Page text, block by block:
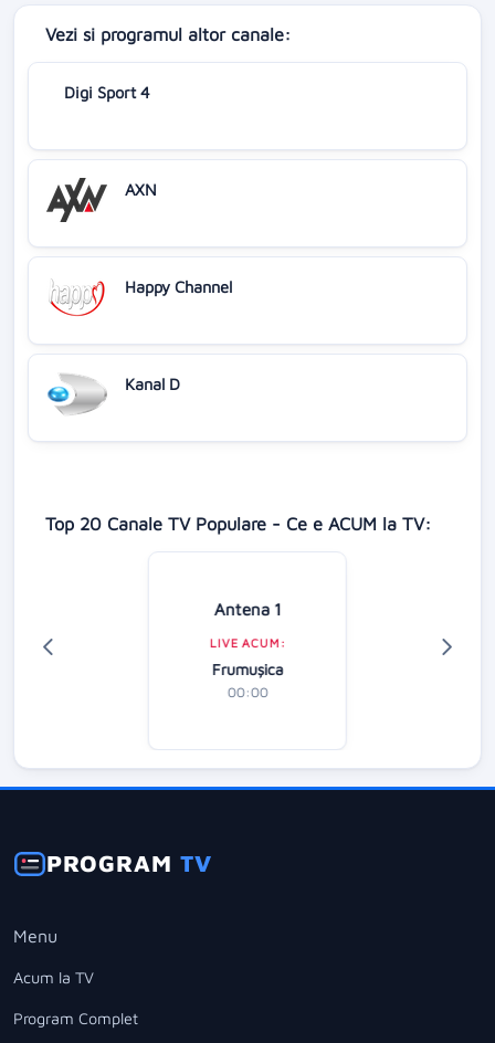
Vezi si programul altor canale:
Digi Sport 4
AXN
Happy Channel
Kanal D
Top 20 Canale TV Populare - Ce e ACUM la TV:
Antena 1
LIVE ACUM:
Frumușica
00:00
PROGRAMTV
Menu
Acum la TV
Program Complet